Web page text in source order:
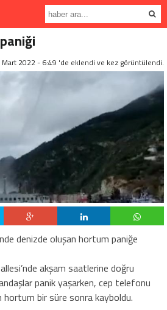
Mart 2022 - 6:49 'de eklendi ve kez görüntülendi.
denizde oluşan hortum paniğe
akşam saatlerine doğru
panik yaşarken, cep telefonu
hortum bir süre sonra kayboldu.